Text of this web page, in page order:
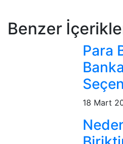
Benzer
Para
18 Mart